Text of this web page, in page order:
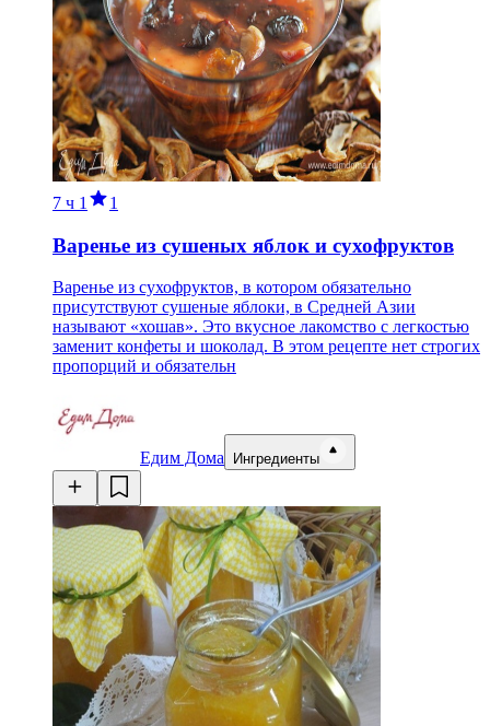
7 ч 1 1
Варенье из сушеных яблок и сухофруктов
Варенье из сухофруктов, в котором обязательно
присутствуют сушеные яблоки, в Средней Азии
называют «хошав». Это вкусное лакомство с легкостью
заменит конфеты и шоколад. В этом рецепте нет строгих
пропорций и обязательн
Едим Дома Ингредиенты